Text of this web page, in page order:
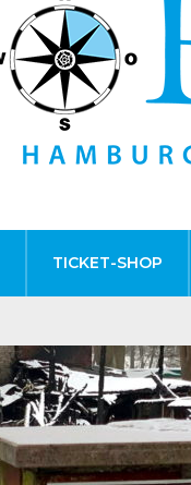
TICKET-SHOP